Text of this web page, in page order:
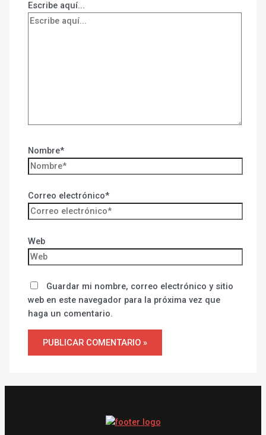
Escribe aquí...
Nombre*
Correo electrónico*
Web
Guardar mi nombre, correo electrónico y sitio
web en este navegador para la próxima vez que
haga un comentario.